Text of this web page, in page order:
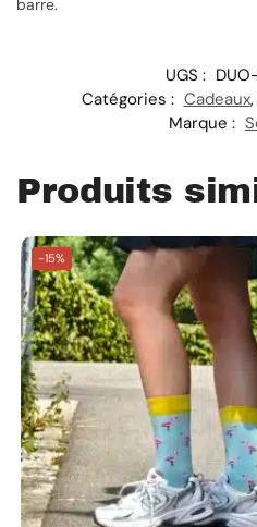
barre.
UGS :
Catégories : Cadeaux,
Marque :
Produits
-15%